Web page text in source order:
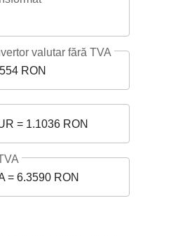
RON
valutar fără TVA
= 1.1036 RON
= 6.3590 RON